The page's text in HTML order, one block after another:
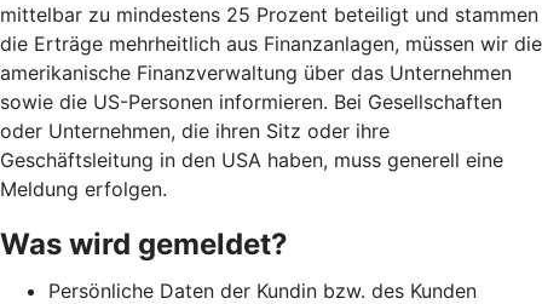
mittelbar zu mindestens 25 Prozent beteiligt und stammen
die Erträge mehrheitlich aus Finanzanlagen, müssen wir die
amerikanische Finanzverwaltung über das Unternehmen
sowie die US-Personen informieren. Bei Gesellschaften
oder Unternehmen, die ihren Sitz oder ihre
Geschäftsleitung in den USA haben, muss generell eine
Meldung erfolgen.
Was wird gemeldet?
Persönliche Daten der Kundin bzw. des Kunden